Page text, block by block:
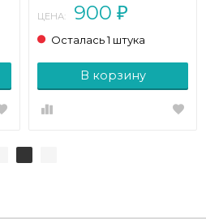
ЦЕНА: 900 ₽
Осталась 1 штука
В корзину